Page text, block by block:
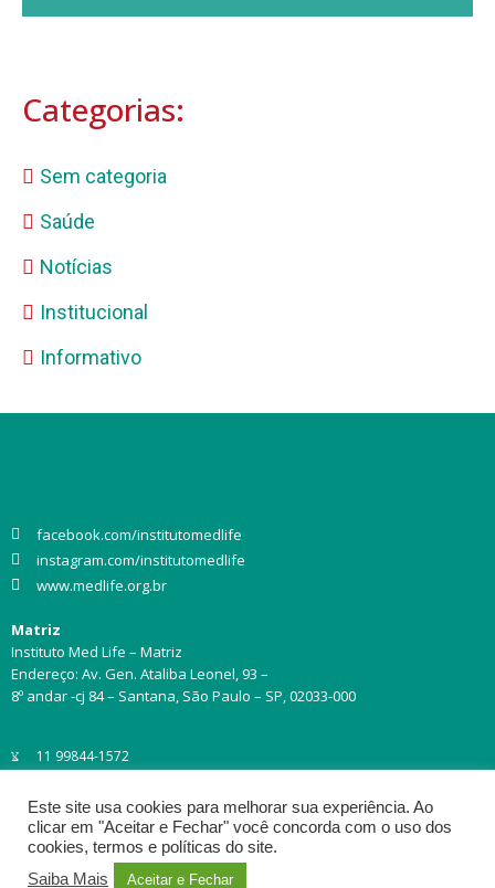
Categorias:
Sem categoria
Saúde
Notícias
Institucional
Informativo
facebook.com/institutomedlife
instagram.com/institutomedlife
www.medlife.org.br
Matriz
Instituto Med Life – Matriz
Endereço: Av. Gen. Ataliba Leonel, 93 –
8º andar -cj 84 – Santana, São Paulo – SP, 02033-000
11 99844-1572
Este site usa cookies para melhorar sua experiência. Ao
clicar em "Aceitar e Fechar" você concorda com o uso dos
cookies, termos e políticas do site.
Saiba Mais
Aceitar e Fechar